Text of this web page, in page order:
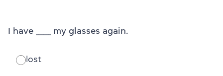
I have ______ my glasses again.
lost